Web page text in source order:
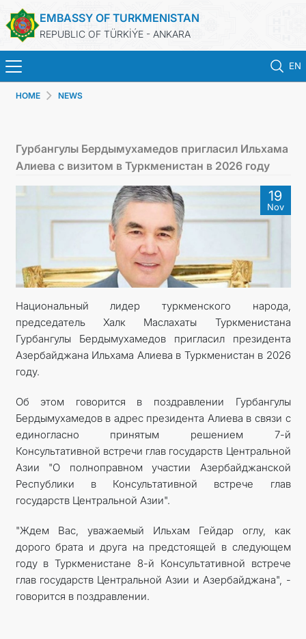
EMBASSY OF TURKMENISTAN
REPUBLIC OF TÜRKİÝE - ANKARA
EN
TURKMENISTAN
CONSULAR SERVICES
SCHEDULE AN APPOINTMENT
MFA
TOURISM
CONTACT US
HOME NEWS
Гурбангулы Бердымухамедов пригласил Ильхама
Алиева с визитом в Туркменистан в 2026 году
19
Nov
Национальный лидер туркменского народа,
председатель Халк Маслахаты Туркменистана
Гурбангулы Бердымухамедов пригласил президента
Азербайджана Ильхама Алиева в Туркменистан в 2026
году.
Об этом говорится в поздравлении Гурбангулы
Бердымухамедов в адрес президента Алиева в связи с
единогласно принятым решением 7-й
Консультативной встречи глав государств Центральной
Азии "О полноправном участии Азербайджанской
Республики в Консультативной встрече глав
государств Центральной Азии".
"Ждем Вас, уважаемый Ильхам Гейдар оглу, как
дорого брата и друга на предстоящей в следующем
году в Туркменистане 8-й Консультативной встрече
глав государств Центральной Азии и Азербайджана", -
говорится в поздравлении.